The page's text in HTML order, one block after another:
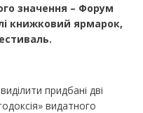
значення – Форум
книжковий ярмарок,
придбані дві
видатного